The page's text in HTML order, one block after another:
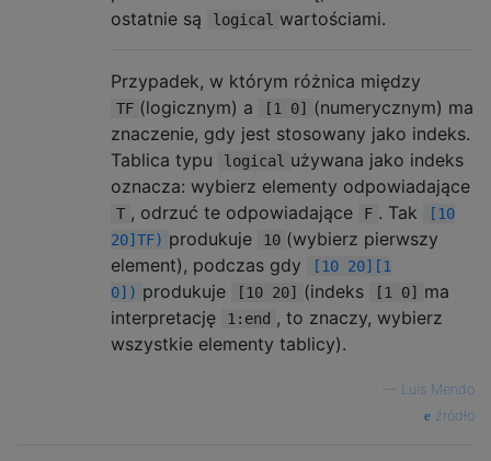
ostatnie są
logical wartościami.
Przypadek, w którym różnica między
TF (logicznym) a [1 0]
(numerycznym) ma
znaczenie, gdy jest stosowany jako indeks.
Tablica typu
logical używana jako indeks
oznacza: wybierz elementy odpowiadające
T , odrzuć te odpowiadające F . Tak
[10
20]TF) produkuje 10 (wybierz pierwszy
element), podczas gdy
[10 20][1
0]) produkuje [10 20] (indeks [1 0]
ma
interpretację
1:end , to znaczy, wybierz
wszystkie elementy tablicy).
Luis Mendo
źródło